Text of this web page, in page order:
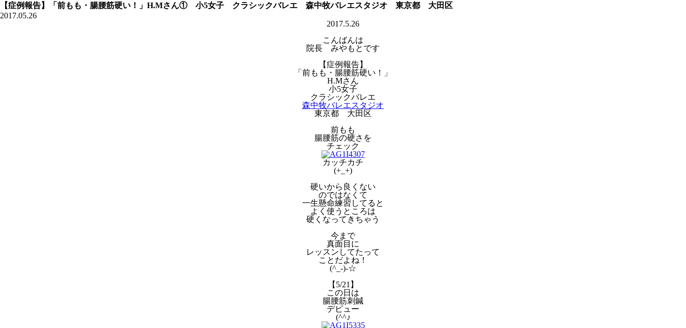
【症例報告】「前もも・腸腰筋硬い！」H.Mさん① 小5女子 クラシックバレエ 森中牧バレエスタジオ 東京都 大田区
2017.05.26
2017.5.26
こんばんは
院長 みやもとです
【症例報告】
「前もも・腸腰筋硬い！」
H.Mさん
小5女子
クラシックバレエ
森中牧バレエスタジオ
東京都 大田区
前もも
腸腰筋の硬さを
チェック
カッチカチ
(+_+)
硬いから良くない
のではなくて
一生懸命練習してると
よく使うところは
硬くなってきちゃう
今まで
真面目に
レッスンしてたって
ことだよね！
(^_-)-☆
【5/21】
この日は
腸腰筋刺鍼
デビュー
(^^♪